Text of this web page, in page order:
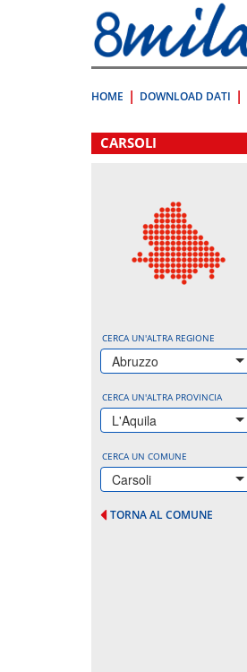
direttamente
a:
Contenuto
HOME DOWNLOAD DATI
.
CARSOLI
CERCA UN'ALTRA REGIONE
Abruzzo
CERCA UN'ALTRA PROVINCIA
L'Aquila
CERCA UN COMUNE
Carsoli
TORNA AL COMUNE